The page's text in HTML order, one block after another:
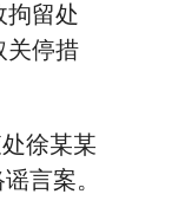
拘留处
关停措
徐某某
言案。